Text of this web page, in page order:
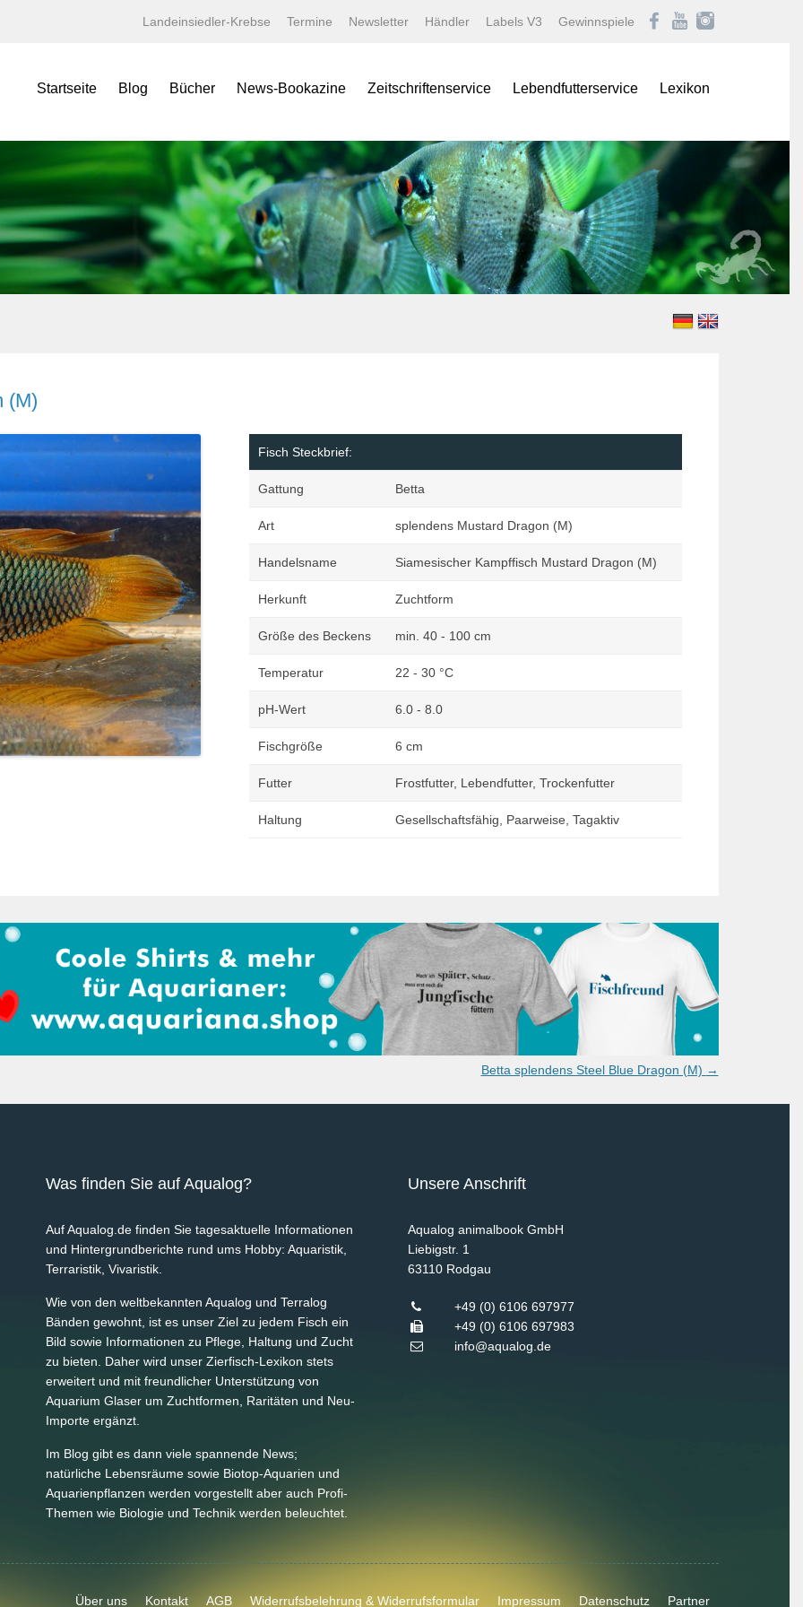
Landeinsiedler-Krebse Termine Newsletter Händler Labels V3 Gewinnspiele
Startseite Blog Bücher
Lexika
Specials
Minis
Jahrbücher
Terralog
Faltposter
News-Bookazine
Bildergalerien
Wissenschaftliche Texte
Linksammlung
Kaufen bei tierverliebt!
Zeitschriftenservice
AqualogNEWS
Aquaristik Fachmagazin
Aquaristik/Aquarium live
Bugs
Caridina
Datz
Schildkröten im Fokus
Terraria
Lebendfutterservice Lexikon
Barben
Buntbarsche
Gartenteich
Goldfische und Koi
Krebse
Labyrinther
(M)
Fisch Steckbrief:
Gattung Betta
Art splendens Mustard Dragon (M)
Handelsname Siamesischer Kampffisch Mustard Dragon (M)
Herkunft Zuchtform
Größe des Beckens min. 40 - 100 cm
Temperatur 22 - 30 °C
pH-Wert 6.0 - 8.0
Fischgröße 6 cm
Futter Frostfutter, Lebendfutter, Trockenfutter
Haltung Gesellschaftsfähig, Paarweise, Tagaktiv
Betta splendens Steel Blue Dragon (M) →
Was finden Sie auf Aqualog?
Auf Aqualog.de finden Sie tagesaktuelle Informationen
und Hintergrundberichte rund ums Hobby: Aquaristik,
Terraristik, Vivaristik.
Wie von den weltbekannten Aqualog und Terralog
Bänden gewohnt, ist es unser Ziel zu jedem Fisch ein
Bild sowie Informationen zu Pflege, Haltung und Zucht
zu bieten. Daher wird unser Zierfisch-Lexikon stets
erweitert und mit freundlicher Unterstützung von
Aquarium Glaser um Zuchtformen, Raritäten und Neu-
Importe ergänzt.
Im Blog gibt es dann viele spannende News;
natürliche Lebensräume sowie Biotop-Aquarien und
Aquarienpflanzen werden vorgestellt aber auch Profi-
Themen wie Biologie und Technik werden beleuchtet.
Unsere Anschrift
Aqualog animalbook GmbH
Liebigstr. 1
63110 Rodgau
+49 (0) 6106 697977
+49 (0) 6106 697983
info@aqualog.de
Über uns Kontakt AGB Widerrufsbelehrung & Widerrufsformular Impressum Datenschutz Partner